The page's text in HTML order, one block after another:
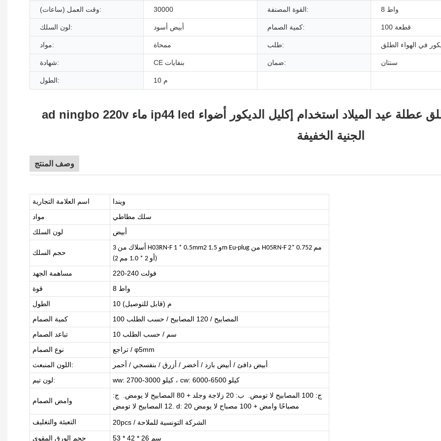
وقت العمل (ساعات): 30000 القوة المصنفة: 8 واط
لون السلك: أبيض أسود كمية الصمام: 100 قطعة
مواد: ممحاة طلب: في الهواء الطلق
شهادة: CE بنفايات ضمان: سنتان
الطول: 10 م
ad ningbo 220v ماء ip44 led سلسلة ضوء للاستخدام في الهواء الطلق عطلة عيد الميلاد استخدام إكليل الديكور أضواء
الجنية الخفيفة
وصف المنتج
اسم العلامة التجارية
ويندا
مواد
سلك مطاطي
لون السلك
أبيض
حجم السلك
3 أسلاك من H03RN-F 1 * 0.5mm2 و 1.5m Eu-plug من H05RN-F 2* 0.75مم 2
(أو 2 * 1.0 مم 2)
مساهمة الجهد
220-240 فولت
قوة
8 واط
الطول
10 م (قابل للتوصيل)
كمية الصمام
100 المصابيح / 120 المصابيح / حسب الطلب
تباعد الصمام
10 سم / حسب الطلب
نوع الصمام
تراجع / φ5mm
اللون المنبعث:
أبيض دافئ / أبيض بارد / أخضر / أزرق / بنفسجي / أحمر
لون تيم:
ww: 2700-3000 كيلو ، cw: 6000-6500 كيلو
وامض الصمام
ج: 100 المصابيح لا تومض. ب: 20 زلاجة و جلد + 80 المصابيح
لا يومض. ج:
12 المصابيح لا تومض. d: 20 مصباحًا وامض + 100 مصباح لا يومض
التعبئة والتغليف
20pcs / الشركة التونسية للملاحة
حجم الورق المقوى
53 * 42 * 26 سم